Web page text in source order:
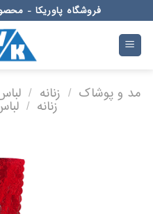
to
content
فروشگاه پاوریکا -
مد و پوشاک / زنانه /
زنانه /